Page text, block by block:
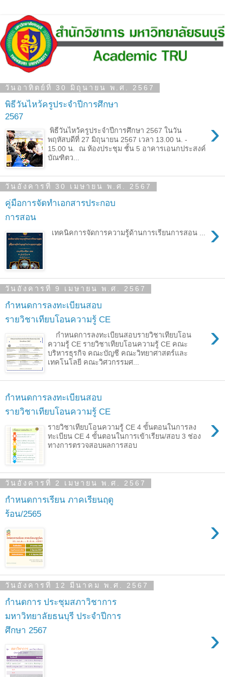
วันอาทิตย์ที่ 30 มิถุนายน พ.ศ. 2567
พิธีวันไหว้ครูประจำปีการศึกษา
2567
›
พิธีวันไหว้ครูประจำปีการศึกษา 2567 ในวัน
พฤหัสบดีที่ 27 มิถุนายน 2567 เวลา 13.00 น. -
15.00 น. ณ ห้องประชุม ชั้น 5 อาคารเอนกประสงค์
บัณฑิตว...
วันอังคารที่ 30 เมษายน พ.ศ. 2567
คู่มือการจัดทำเอกสารประกอบ
การสอน
›
เทคนิคการจัดการความรู้ด้านการเรียนการสอน ...
วันอังคารที่ 9 เมษายน พ.ศ. 2567
กำหนดการลงทะเบียนสอบ
รายวิชาเทียบโอนความรู้ CE
›
กำหนดการลงทะเบียนสอบรายวิชาเทียบโอน
ความรู้ CE รายวิชาเทียบโอนความรู้ CE คณะ
บริหารธุรกิจ คณะบัญชี คณะวิทยาศาสตร์และ
เทคโนโลยี คณะวิศวกรรมศ...
กำหนดการลงทะเบียนสอบ
รายวิชาเทียบโอนความรู้ CE
›
รายวิชาเทียบโอนความรู้ CE 4 ขั้นตอนในการลง
ทะเบียน CE 4 ขั้นตอนในการเข้าเรียน/สอบ 3 ช่อง
ทางการตรวจสอบผลการสอบ
วันอังคารที่ 2 เมษายน พ.ศ. 2567
กำหนดการเรียน ภาคเรียนฤดู
ร้อน/2565
›
วันอังคารที่ 12 มีนาคม พ.ศ. 2567
กำนดการ ประชุมสภาวิชาการ
มหาวิทยาลัยธนบุรี ประจำปีการ
ศึกษา 2567
›